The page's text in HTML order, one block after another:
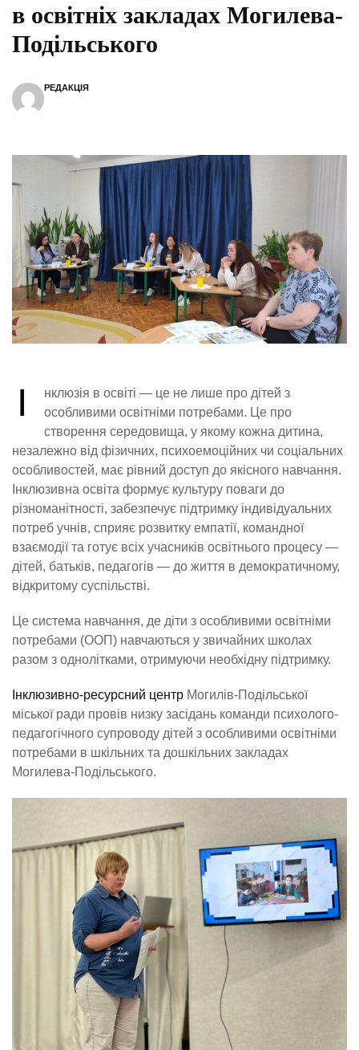
в освітніх закладах Могилева-
Подільського
РЕДАКЦІЯ
І
нклюзія в освіті — це не лише про дітей з
особливими освітніми потребами. Це про
створення середовища, у якому кожна дитина,
незалежно від фізичних, психоемоційних чи соціальних
особливостей, має рівний доступ до якісного навчання.
Інклюзивна освіта формує культуру поваги до
різноманітності, забезпечує підтримку індивідуальних
потреб учнів, сприяє розвитку емпатії, командної
взаємодії та готує всіх учасників освітнього процесу —
дітей, батьків, педагогів — до життя в демократичному,
відкритому суспільстві.
Це система навчання, де діти з особливими освітніми
потребами (ООП) навчаються у звичайних школах
разом з однолітками, отримуючи необхідну підтримку.
Інклюзивно-ресурсний центр Могилів-Подільської
міської ради провів низку засідань команди психолого-
педагогічного супроводу дітей з особливими освітніми
потребами в шкільних та дошкільних закладах
Могилева-Подільського.